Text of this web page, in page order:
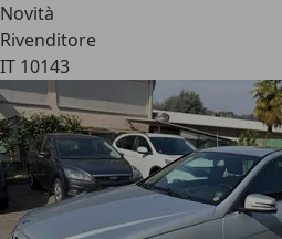
Novità
Rivenditore
IT 10143